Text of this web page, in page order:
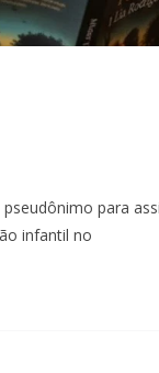
pseudônimo para
infantil no